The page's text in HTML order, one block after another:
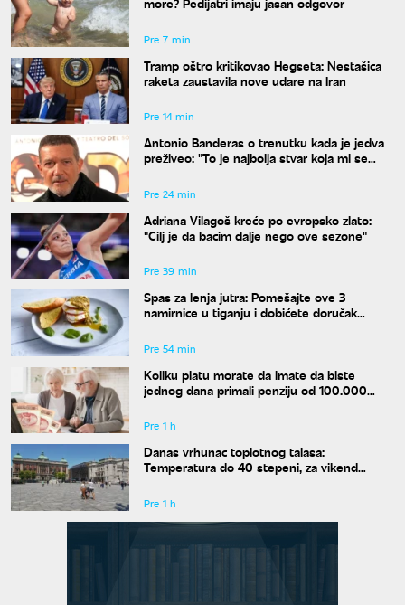
Pre 7 min
Tramp oštro kritikovao Hegseta: Nestašica
raketa zaustavila nove udare na Iran
Pre 14 min
Antonio Banderas o trenutku kada je jedva
preživeo: "To je najbolja stvar koja mi se
Pre 24 min
Adriana Vilagoš kreće po evropsko zlato:
"Cilj je da bacim dalje nego ove sezone"
Pre 39 min
Spas za lenja jutra: Pomešajte ove 3
namirnice u tiganju i dobićete doručak
Pre 54 min
Koliku platu morate da imate da biste
jednog dana primali penziju od 100.000
Pre 1 h
Danas vrhunac toplotnog talasa:
Temperatura do 40 stepeni, za vikend
Pre 1 h